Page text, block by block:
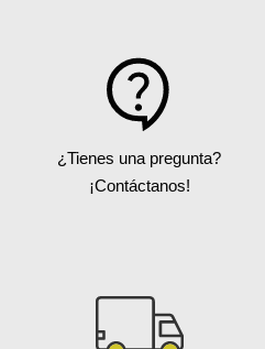
¿Tienes una pregunta?
¡Contáctanos!